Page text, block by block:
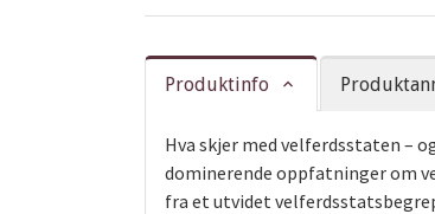
Produktinfo
Hva skjer med velferdsstaten –
dominerende oppfatninger om
fra et utvidet